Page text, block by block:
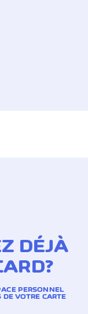
DÉJÀ
PERSONNEL
DE VOTRE CARTE